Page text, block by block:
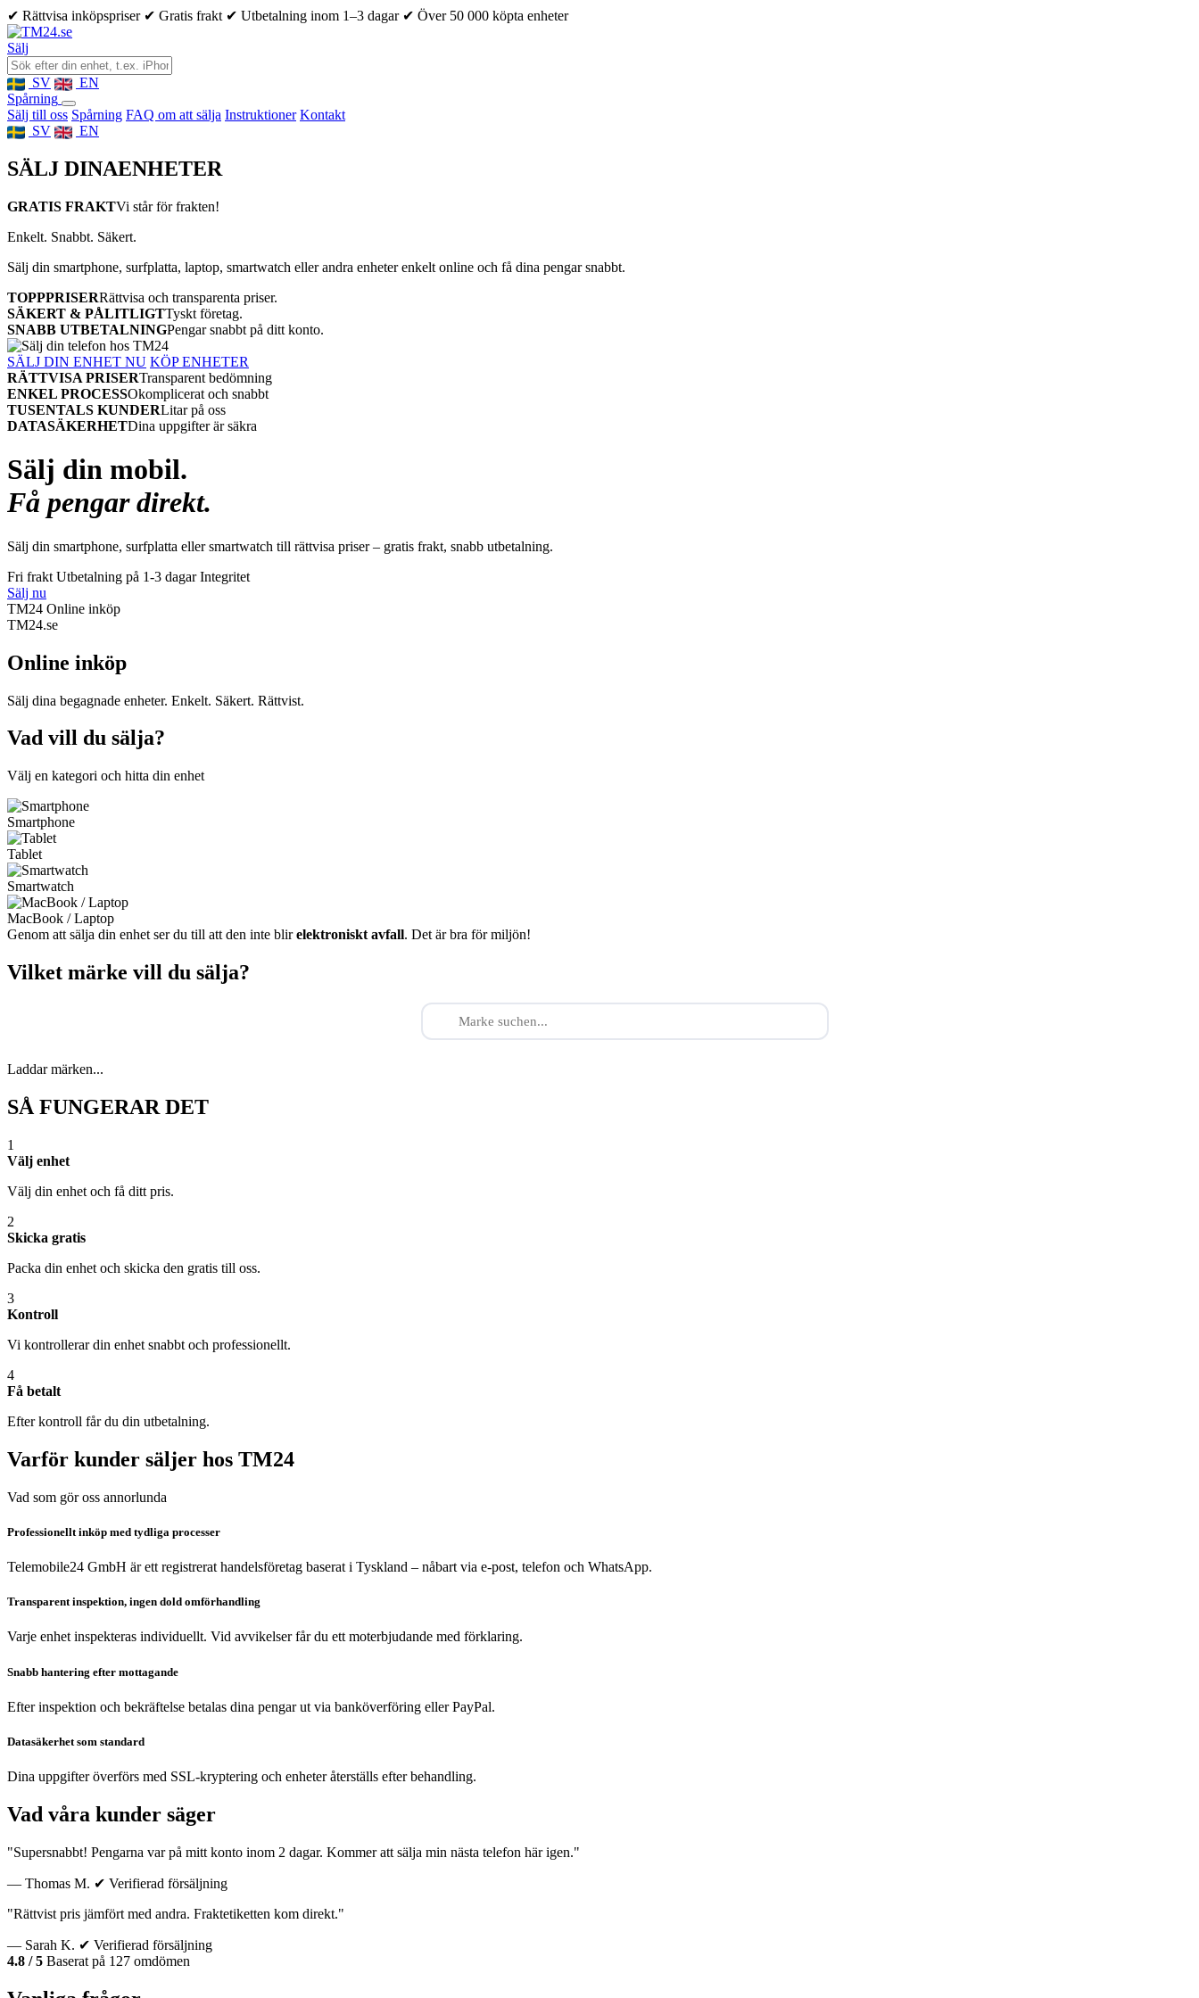
✔ Rättvisa inköpspriser ✔ Gratis frakt ✔ Utbetalning inom 1–3 dagar ✔ Över 50 000 köpta enheter
Sälj
SV
EN
Spårning
Sälj till oss Spårning FAQ om att sälja Instruktioner Kontakt
SV
EN
SÄLJ DINAENHETER
GRATIS FRAKTVi står för frakten!
Enkelt. Snabbt. Säkert.
Sälj din smartphone, surfplatta, laptop, smartwatch eller andra enheter enkelt online och få dina pengar snabbt.
TOPPPRISERRättvisa och transparenta priser.
SÄKERT & PÅLITLIGTTyskt företag.
SNABB UTBETALNINGPengar snabbt på ditt konto.
SÄLJ DIN ENHET NU KÖP ENHETER
RÄTTVISA PRISERTransparent bedömning
ENKEL PROCESSOkomplicerat och snabbt
TUSENTALS KUNDERLitar på oss
DATASÄKERHETDina uppgifter är säkra
Sälj din mobil.
Få pengar direkt.
Sälj din smartphone, surfplatta eller smartwatch till rättvisa priser – gratis frakt, snabb utbetalning.
Fri frakt Utbetalning på 1-3 dagar Integritet
Sälj nu
TM24 Online inköp
TM24.se
Online inköp
Sälj dina begagnade enheter. Enkelt. Säkert. Rättvist.
Vad vill du sälja?
Välj en kategori och hitta din enhet
Smartphone
Tablet
Smartwatch
MacBook / Laptop
Genom att sälja din enhet ser du till att den inte blirelektroniskt avfall. Det är bra för miljön!
Vilket märke vill du sälja?
Laddar märken...
SÅ FUNGERAR DET
1
Välj enhet
Välj din enhet och få ditt pris.
2
Skicka gratis
Packa din enhet och skicka den gratis till oss.
3
Kontroll
Vi kontrollerar din enhet snabbt och professionellt.
4
Få betalt
Efter kontroll får du din utbetalning.
Varför kunder säljer hos TM24
Vad som gör oss annorlunda
Professionellt inköp med tydliga processer
Telemobile24 GmbH är ett registrerat handelsföretag baserat i Tyskland – nåbart via e-post, telefon och WhatsApp.
Transparent inspektion, ingen dold omförhandling
Varje enhet inspekteras individuellt. Vid avvikelser får du ett moterbjudande med förklaring.
Snabb hantering efter mottagande
Efter inspektion och bekräftelse betalas dina pengar ut via banköverföring eller PayPal.
Datasäkerhet som standard
Dina uppgifter överförs med SSL-kryptering och enheter återställs efter behandling.
Vad våra kunder säger
"Supersnabbt! Pengarna var på mitt konto inom 2 dagar. Kommer att sälja min nästa telefon här igen."
— Thomas M. ✔ Verifierad försäljning
"Rättvist pris jämfört med andra. Fraktetiketten kom direkt."
— Sarah K. ✔ Verifierad försäljning
4.8 / 5 Baserat på 127 omdömen